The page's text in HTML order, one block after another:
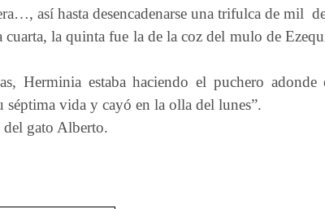
así hasta desencadenarse una trifulca de mil
cuarta, la quinta fue la de la coz del mulo de
Herminia estaba haciendo el puchero
séptima vida y cayó en la olla del lunes”.
del gato Alberto.